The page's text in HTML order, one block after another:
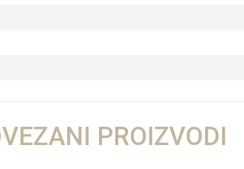
PROIZVODI